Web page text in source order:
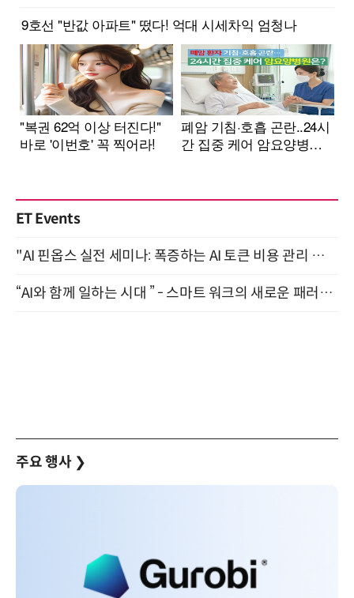
ET Events
"AI 핀옵스 실전 세미나: 폭증하는 AI 토큰 비용 관리 전략" 8월 21일 개최
“AI와 함께 일하는 시대 ” - 스마트 워크의 새로운 패러다임 (9/11)
주요 행사 ❯